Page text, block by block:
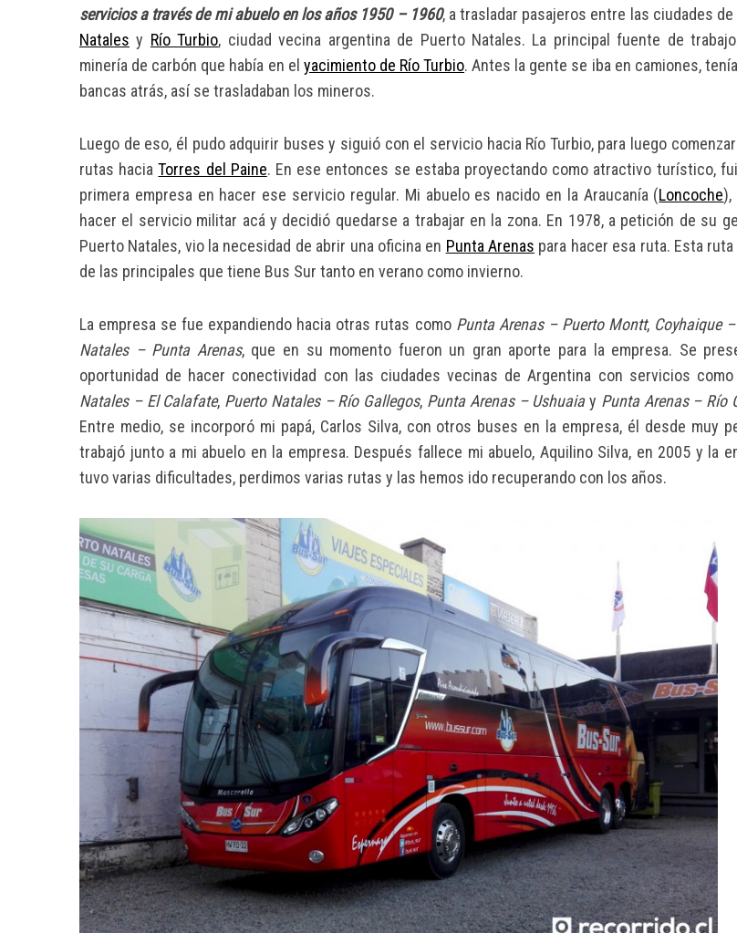
servicios a través de mi abuelo en los años 1950 – 1960, a trasladar pasajeros entre las ciudades de
Natales y Río Turbio, ciudad vecina argentina de Puerto Natales. La principal fuente de
minería de carbón que había en el yacimiento de Río Turbio. Antes la gente se iba en camiones,
bancas atrás, así se trasladaban los mineros.
Luego de eso, él pudo adquirir buses y siguió con el servicio hacia Río Turbio, para luego
rutas haciaTorres del Paine. En ese entonces se estaba proyectando como atractivo turístico,
primera empresa en hacer ese servicio regular. Mi abuelo es nacido en la Araucanía (Loncoche),
hacer el servicio militar acá y decidió quedarse a trabajar en la zona. En 1978, a petición de su
Puerto Natales, vio la necesidad de abrir una oficina en Punta Arenas para hacer esa ruta. Esta
de las principales que tiene Bus Sur tanto en verano como invierno.
La empresa se fue expandiendo hacia otras rutas como Punta Arenas – Puerto Montt, Coyhaique
Natales – Punta Arenas, que en su momento fueron un gran aporte para la empresa. Se
oportunidad de hacer conectividad con las ciudades vecinas de Argentina con servicios como
Natales – El Calafate, Puerto Natales – Río Gallegos, Punta Arenas – Ushuaiay Punta Arenas – Río
Entre medio, se incorporó mi papá, Carlos Silva, con otros buses en la empresa, él desde muy
trabajó junto a mi abuelo en la empresa. Después fallece mi abuelo, Aquilino Silva, en 2005 y la
tuvo varias dificultades, perdimos varias rutas y las hemos ido recuperando con los años.
S
a
c
f
o
r
: